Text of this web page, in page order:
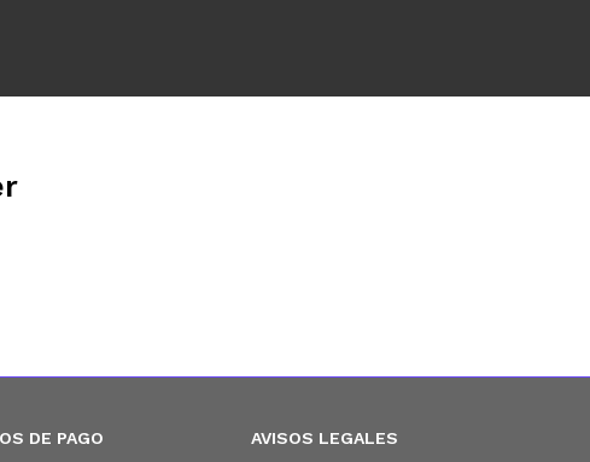
DE PAGO AVISOS LEGALES